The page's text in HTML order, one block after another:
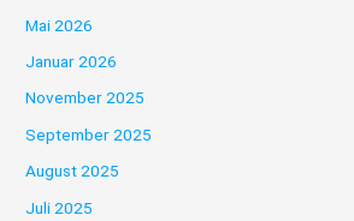
Mai 2026
Januar 2026
November 2025
September 2025
August 2025
Juli 2025